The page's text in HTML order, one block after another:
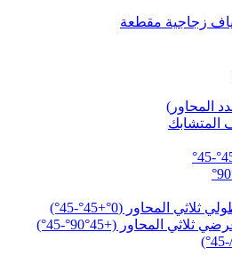
زجاجية مقطعة
المحاور)
المحاور (0°+45°-45°)
المحاور (+45°90°-45°)